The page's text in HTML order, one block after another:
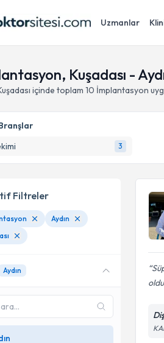
Uzmanlar
Kuşadası -
içinde toplam 10 İmplantasyon
3
oldu
Filtreler
Aydın
Aydın